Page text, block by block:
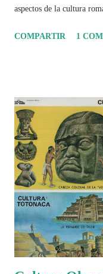
aspectos de la cultura
COMPARTIR
1